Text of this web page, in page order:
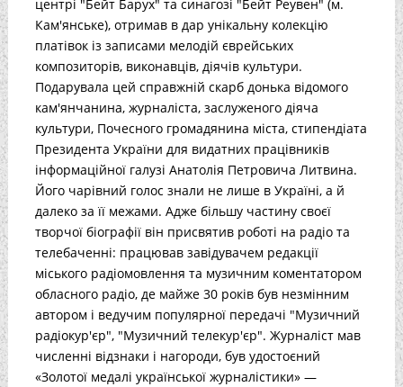
центрі "Бейт Барух" та синагозі "Бейт Реувен" (м.
Кам'янське), отримав в дар унікальну колекцію
платівок із записами мелодій єврейських
композиторів, виконавців, діячів культури.
Подарувала цей справжній скарб донька відомого
кам'янчанина, журналіста, заслуженого діяча
культури, Почесного громадянина міста, стипендіата
Президента України для видатних працівників
інформаційної галузі Анатолія Петровича Литвина.
Його чарівний голос знали не лише в Україні, а й
далеко за її межами. Адже більшу частину своєї
творчої біографії він присвятив роботі на радіо та
телебаченні: працював завідувачем редакції
міського радіомовлення та музичним коментатором
обласного радіо, де майже 30 років був незмінним
автором і ведучим популярної передачі "Музичний
радіокур'єр", "Музичний телекур'єр". Журналіст мав
численні відзнаки і нагороди, був удостоєний
«Золотої медалі української журналістики» —